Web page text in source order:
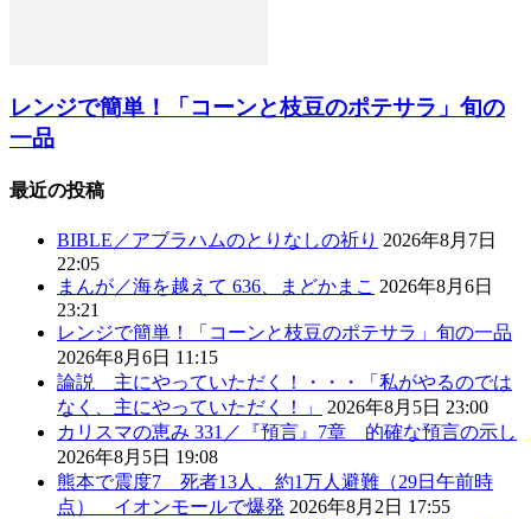
レンジで簡単！「コーンと枝豆のポテサラ」旬の
一品
最近の投稿
BIBLE／アブラハムのとりなしの祈り 2026年8月7日
22:05
まんが／海を越えて 636、まどかまこ 2026年8月6日
23:21
レンジで簡単！「コーンと枝豆のポテサラ」旬の一品
2026年8月6日 11:15
論説 主にやっていただく！・・・「私がやるのでは
なく、主にやっていただく！」
2026年8月5日 23:00
カリスマの恵み 331／『預言』7章 的確な預言の示し
2026年8月5日 19:08
熊本で震度7 死者13人、約1万人避難（29日午前時
点） イオンモールで爆発 2026年8月2日 17:55